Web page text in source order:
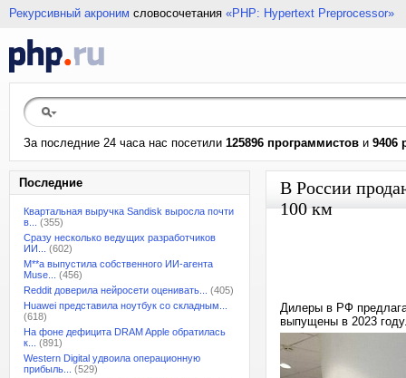
Рекурсивный акроним словосочетания «PHP: Hypertext Preprocessor»
За последние 24 часа нас посетили 125896 программистов и 9406
Последние
Квартальная выручка Sandisk выросла почти
в...
(355)
Сразу несколько ведущих разработчиков
ИИ...
(602)
M**a выпустила собственного ИИ-агента
Muse...
(456)
Reddit доверила нейросети оценивать...
(405)
Huawei представила ноутбук со складным...
(618)
На фоне дефицита DRAM Apple обратилась
к...
(891)
Western Digital удвоила операционную
прибыль...
(529)
В России
100 км
Дилеры в РФ
выпущены в 2023